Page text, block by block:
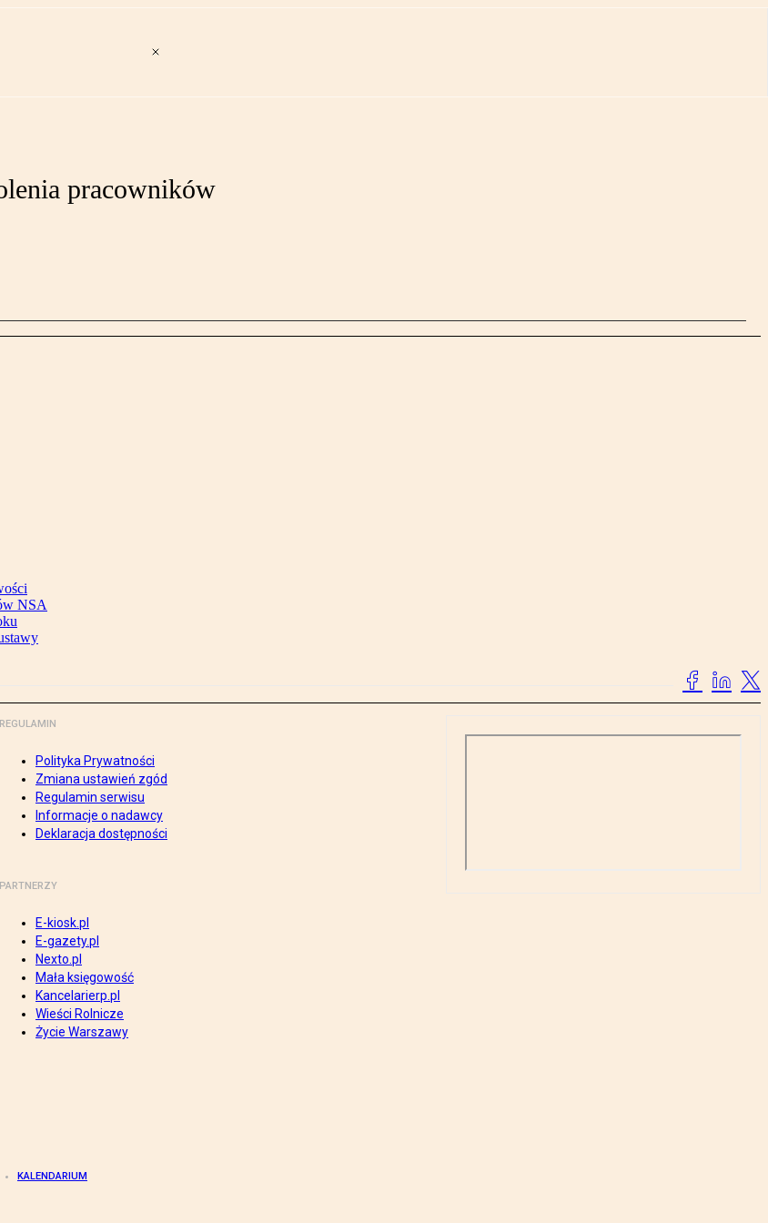
pracowników
NSA
REGULAMIN
Polityka Prywatności
Zmiana ustawień zgód
Regulamin serwisu
Informacje o nadawcy
Deklaracja dostępności
PARTNERZY
E-kiosk.pl
E-gazety.pl
Nexto.pl
Mała księgowość
Kancelarierp.pl
Wieści Rolnicze
Życie Warszawy
KALENDARIUM